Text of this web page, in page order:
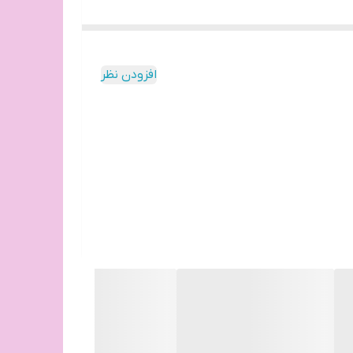
که می‌توان به طور موقت زیبایی را به آنها
کردن آن خواهان بیشتری نسبت به ماژیک و یا سایه
افزودن نظر